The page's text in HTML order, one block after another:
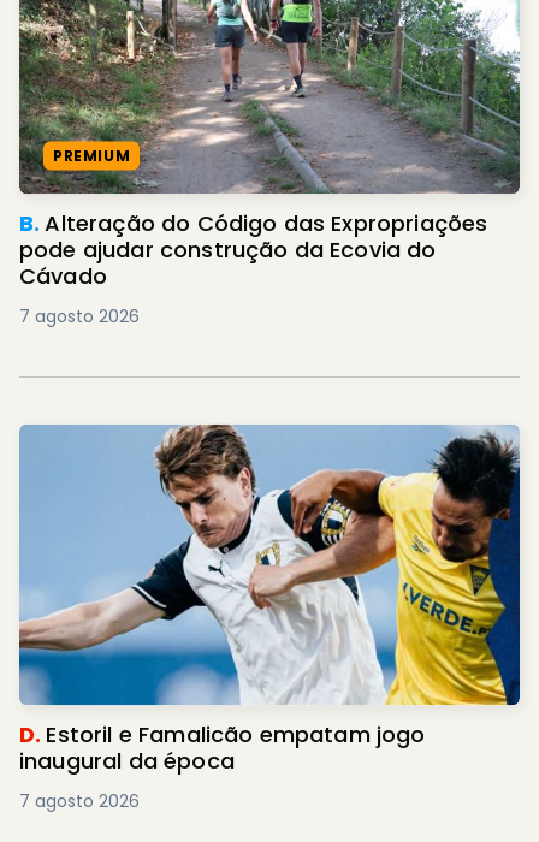
PREMIUM
B.Alteração do Código das Expropriações
pode ajudar construção da Ecovia do
Cávado
7 agosto 2026
D. Estoril e Famalicão empatam jogo
inaugural da época
7 agosto 2026